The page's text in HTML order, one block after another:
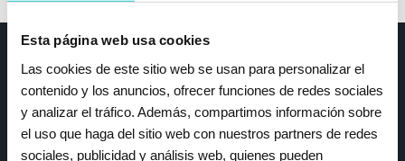
Esta página web usa cookies
Las cookies de este sitio web se usan para personalizar el
contenido y los anuncios, ofrecer funciones de redes sociales
y analizar el tráfico. Además, compartimos información sobre
el uso que haga del sitio web con nuestros partners de redes
sociales, publicidad y análisis web, quienes pueden
Recalpres
Productos
Recalpres
Blog